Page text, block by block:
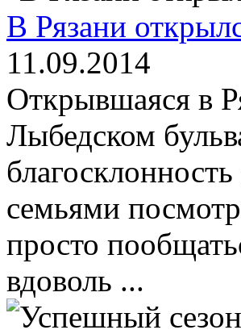
В Рязани
11.09.2014
Открывшаяся в
Лыбедском
семьями
просто
вдоволь ...